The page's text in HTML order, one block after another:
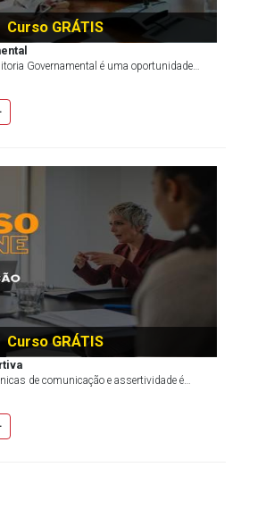
Curso GRÁTIS
Governamental é uma oportunidade
seu conhecimento teórico em...
Curso GRÁTIS
de comunicação e assertividade é
expor ideias embasada...